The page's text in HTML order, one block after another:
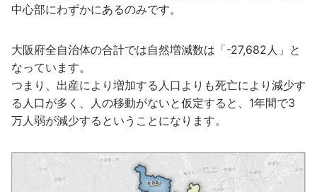
中心部にわずかにあるのみです。
大阪府全自治体の合計では自然増減数は「-27,682人」と
なっています。
つまり、出産により増加する人口よりも死亡により減少す
る人口が多く、人の移動がないと仮定すると、1年間で3
万人弱が減少するということになります。